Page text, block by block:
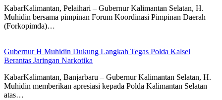
KabarKalimantan, Pelaihari – Gubernur Kalimantan Selatan, H.
Muhidin bersama pimpinan Forum Koordinasi Pimpinan Daerah
(Forkopimda)…
Gubernur H Muhidin Dukung Langkah Tegas Polda Kalsel
Berantas Jaringan Narkotika
KabarKalimantan, Banjarbaru – Gubernur Kalimantan Selatan, H.
Muhidin memberikan apresiasi kepada Polda Kalimantan Selatan
atas…